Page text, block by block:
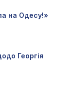
на Одесу!»
Георгія